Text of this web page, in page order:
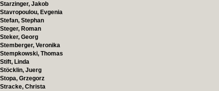
Starzinger, Jakob
Stavropoulou, Evgenia
Stefan, Stephan
Steger, Roman
Steker, Georg
Stemberger, Veronika
Stempkowski, Thomas
Stift, Linda
Stöcklin, Juerg
Stopa, Grzegorz
Stracke, Christa